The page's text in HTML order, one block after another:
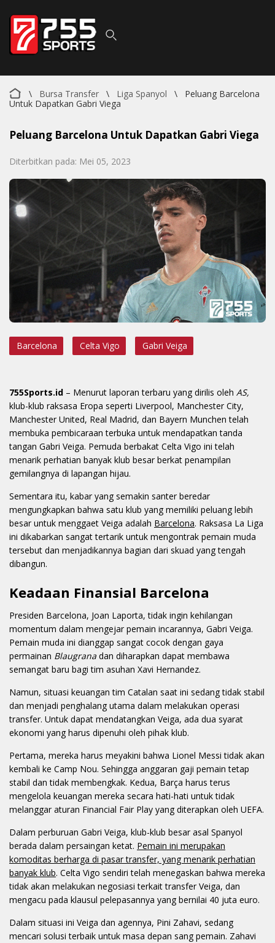
\ Bursa Transfer \ Liga Spanyol \
Peluang Barcelona
Untuk Dapatkan Gabri Viega
Peluang Barcelona Untuk Dapatkan Gabri Viega
Diterbitkan pada: Mei 05, 2023
Barcelona Celta Vigo Gabri Veiga
755Sports.id – Menurut laporan terbaru yang dirilis oleh AS,
klub-klub raksasa Eropa seperti Liverpool, Manchester City,
Manchester United, Real Madrid, dan Bayern Munchen telah
membuka pembicaraan terbuka untuk mendapatkan tanda
tangan Gabri Veiga. Pemuda berbakat Celta Vigo ini telah
menarik perhatian banyak klub besar berkat penampilan
gemilangnya di lapangan hijau.
Sementara itu, kabar yang semakin santer beredar
mengungkapkan bahwa satu klub yang memiliki peluang lebih
besar untuk menggaet Veiga adalah Barcelona. Raksasa La Liga
ini dikabarkan sangat tertarik untuk mengontrak pemain muda
tersebut dan menjadikannya bagian dari skuad yang tengah
dibangun.
Keadaan Finansial Barcelona
Presiden Barcelona, Joan Laporta, tidak ingin kehilangan
momentum dalam mengejar pemain incarannya, Gabri Veiga.
Pemain muda ini dianggap sangat cocok dengan gaya
permainan Blaugrana dan diharapkan dapat membawa
semangat baru bagi tim asuhan Xavi Hernandez.
Namun, situasi keuangan tim Catalan saat ini sedang tidak stabil
dan menjadi penghalang utama dalam melakukan operasi
transfer. Untuk dapat mendatangkan Veiga, ada dua syarat
ekonomi yang harus dipenuhi oleh pihak klub.
Pertama, mereka harus meyakini bahwa Lionel Messi tidak akan
kembali ke Camp Nou. Sehingga anggaran gaji pemain tetap
stabil dan tidak membengkak. Kedua, Barça harus terus
mengelola keuangan mereka secara hati-hati untuk tidak
melanggar aturan Financial Fair Play yang diterapkan oleh UEFA.
Dalam perburuan Gabri Veiga, klub-klub besar asal Spanyol
berada dalam persaingan ketat. Pemain ini merupakan
komoditas berharga di pasar transfer, yang menarik perhatian
banyak klub. Celta Vigo sendiri telah menegaskan bahwa mereka
tidak akan melakukan negosiasi terkait transfer Veiga, dan
mengacu pada klausul pelepasannya yang bernilai 40 juta euro.
Dalam situasi ini Veiga dan agennya, Pini Zahavi, sedang
mencari solusi terbaik untuk masa depan sang pemain. Zahavi